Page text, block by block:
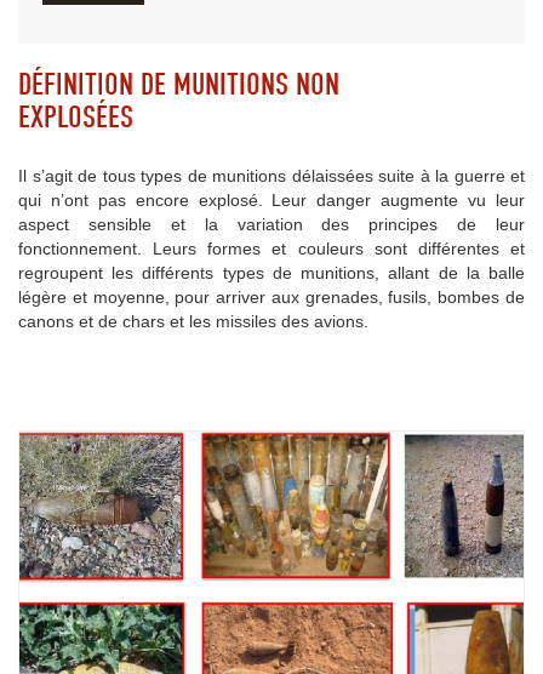
DÉFINITION DE MUNITIONS NON
EXPLOSÉES
Il s’agit de tous types de munitions délaissées suite à la guerre et
qui n’ont pas encore explosé. Leur danger augmente vu leur
aspect sensible et la variation des principes de leur
fonctionnement. Leurs formes et couleurs sont différentes et
regroupent les différents types de munitions, allant de la balle
légère et moyenne, pour arriver aux grenades, fusils, bombes de
canons et de chars et les missiles des avions.